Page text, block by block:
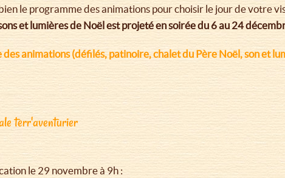
le programme des animations pour choisir le jour de votre
et lumières de Noël est projeté en soirée du 6 au 24
animations (défilés, patinoire, chalet du Père Noël, son et
terr'aventurier
le 29 novembre à 9h :